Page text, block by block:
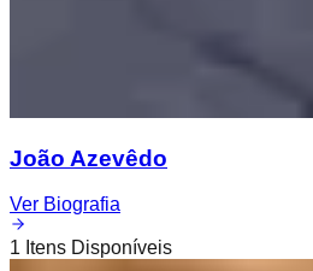
João Azevêdo
Ver Biografia
1 Itens Disponíveis